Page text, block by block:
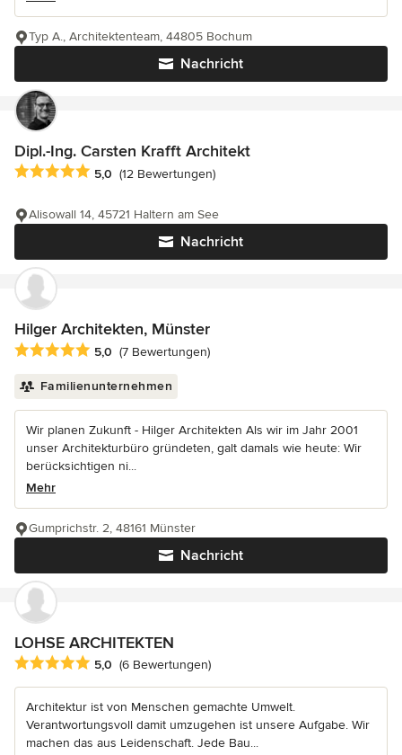
Nachricht
Typ A., Architektenteam, 44805 Bochum
Dipl.-Ing. Carsten Krafft Architekt
Durchschnittliche Bewertung: 5 von 5 Sternen
5,0 (12 Bewertungen)
Nachricht
Alisowall 14, 45721 Haltern am See
Hilger Architekten, Münster
Durchschnittliche Bewertung: 5 von 5 Sternen
5,0 (7 Bewertungen)
Familienunternehmen
Wir planen Zukunft - Hilger Architekten Als wir im Jahr 2001
unser Architekturbüro gründeten, galt damals wie heute: Wir
berücksichtigen ni...
Mehr
Nachricht
Gumprichstr. 2, 48161 Münster
LOHSE ARCHITEKTEN
Durchschnittliche Bewertung: 5 von 5 Sternen
5,0 (6 Bewertungen)
Architektur ist von Menschen gemachte Umwelt.
Verantwortungsvoll damit umzugehen ist unsere Aufgabe. Wir
machen das aus Leidenschaft. Jede Bau...